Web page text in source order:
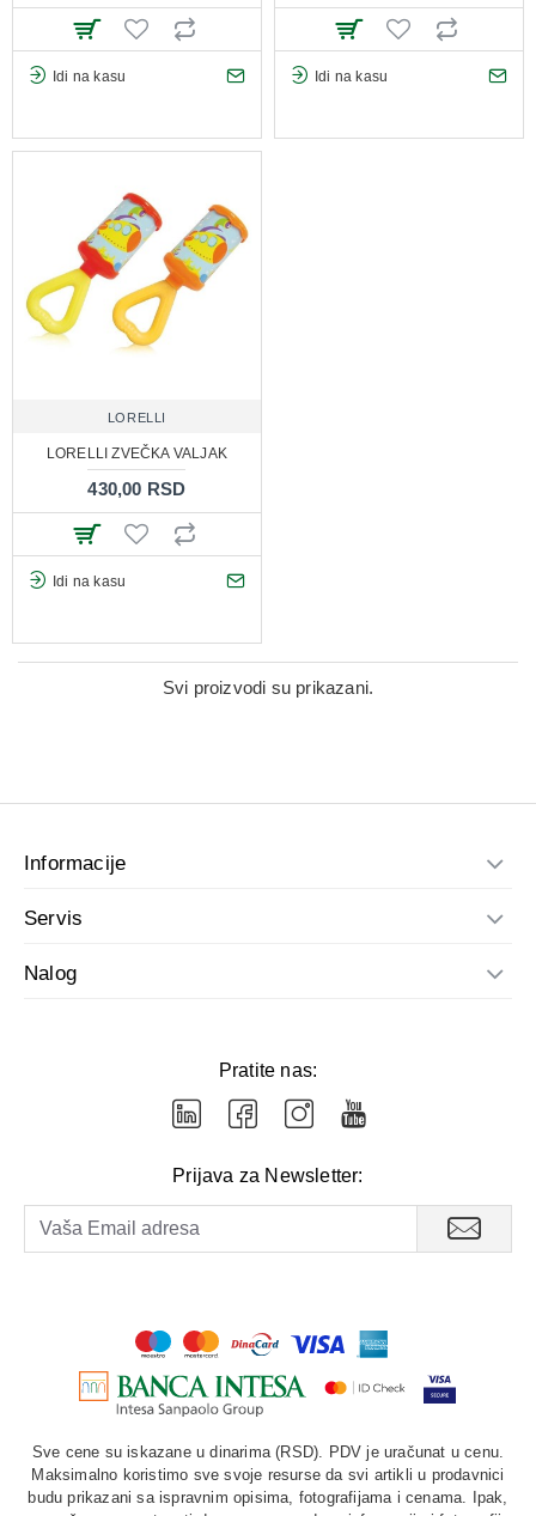
Idi na kasu Idi na kasu
LORELLI
LORELLI ZVEČKA VALJAK
430,00 RSD
Idi na kasu
Svi proizvodi su prikazani.
Informacije
Servis
Nalog
Pratite nas:
Prijava za Newsletter:
Sve cene su iskazane u dinarima (RSD). PDV je uračunat u cenu.
Maksimalno koristimo sve svoje resurse da svi artikli u prodavnici
budu prikazani sa ispravnim opisima, fotografijama i cenama. Ipak,